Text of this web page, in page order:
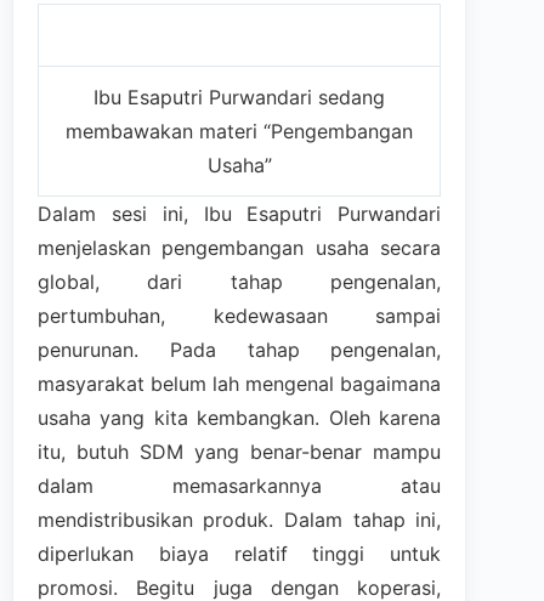
Ibu Esaputri Purwandari sedang
membawakan materi “Pengembangan
Usaha”
Dalam sesi ini, Ibu Esaputri Purwandari
menjelaskan pengembangan usaha secara
global, dari tahap pengenalan,
pertumbuhan, kedewasaan sampai
penurunan. Pada tahap pengenalan,
masyarakat belum lah mengenal bagaimana
usaha yang kita kembangkan. Oleh karena
itu, butuh SDM yang benar-benar mampu
dalam memasarkannya atau
mendistribusikan produk. Dalam tahap ini,
diperlukan biaya relatif tinggi untuk
promosi. Begitu juga dengan koperasi,